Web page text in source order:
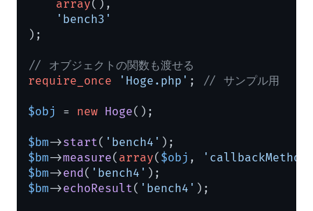
array(),
'bench3'
);
// オブジェクトの関数も渡せる
require_once
'Hoge.php' ; // サンプル用
$obj = new Hoge();
$bm->start( 'bench4'
$bm->measure( array( $obj ,
$bm->end( 'bench4'
$bm->echoResult( 'bench4' );